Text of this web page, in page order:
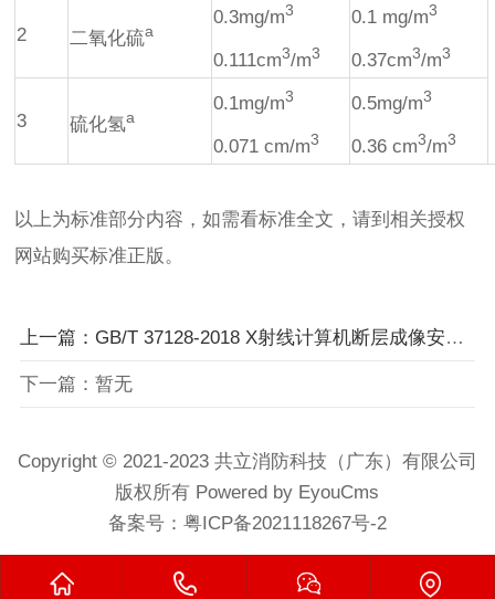
2 二氧化硫a
0.3mg/m3
0.111cm3/m3
0.1 mg/m3
0.37cm3/m3
3 硫化氢a
0.1mg/m3
0.071 cm/m3
0.5mg/m3
0.36 cm3/m3
以上为标准部分内容，如需看标准全文，请到相关授权
网站购买标准正版。
上一篇：GB/T 37128-2018 X射线计算机断层成像安全检查系统技术要求
下一篇：暂无
Copyright © 2021-2023 共立消防科技（广东）有限公司
版权所有 Powered by EyouCms
备案号： 粤ICP备2021118267号-2